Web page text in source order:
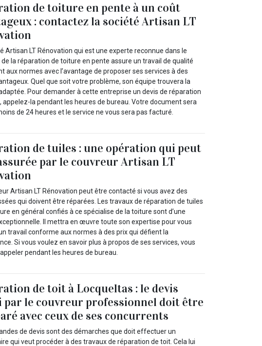
de toiture en pente à un coût
: contactez la société Artisan LT
Artisan LT Rénovation qui est une experte reconnue dans le
la réparation de toiture en pente assure un travail de qualité
aux normes avec l’avantage de proposer ses services à des
Quel que soit votre problème, son équipe trouvera la
Pour demander à cette entreprise un devis de réparation
appelez-la pendant les heures de bureau. Votre document sera
de 24 heures et le service ne vous sera pas facturé.
de tuiles : une opération qui peut
par le couvreur Artisan LT
Artisan LT Rénovation peut être contacté si vous avez des
qui doivent être réparées. Les travaux de réparation de tuiles
en général confiés à ce spécialise de la toiture sont d’une
Il mettra en œuvre toute son expertise pour vous
travail conforme aux normes à des prix qui défient la
Si vous voulez en savoir plus à propos de ses services, vous
pendant les heures de bureau.
de toit à Locqueltas : le devis
par le couvreur professionnel doit être
avec ceux de ses concurrents
de devis sont des démarches que doit effectuer un
qui veut procéder à des travaux de réparation de toit. Cela lui